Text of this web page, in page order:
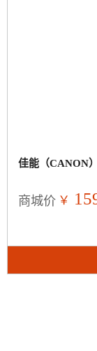
佳能（CANON
商城价 ￥